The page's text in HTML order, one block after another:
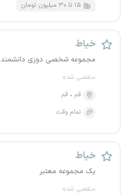
۱۵ تا ۳۰ میلیون تومان
خیاط
مجموعه شخصی دوزی دانشمند
منقضی شده
قم
قم
تمام وقت
خیاط
یک مجموعه معتبر
منقضی شده